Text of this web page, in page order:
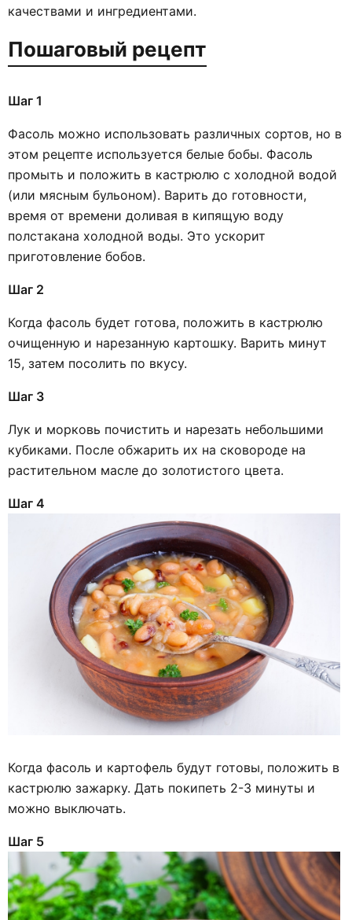
качествами и ингредиентами.
Пошаговый рецепт
Шаг 1
Фасоль можно использовать различных сортов, но в
этом рецепте используется белые бобы. Фасоль
промыть и положить в кастрюлю с холодной водой
(или мясным бульоном). Варить до готовности,
время от времени доливая в кипящую воду
полстакана холодной воды. Это ускорит
приготовление бобов.
Шаг 2
Когда фасоль будет готова, положить в кастрюлю
очищенную и нарезанную картошку. Варить минут
15, затем посолить по вкусу.
Шаг 3
Лук и морковь почистить и нарезать небольшими
кубиками. После обжарить их на сковороде на
растительном масле до золотистого цвета.
Шаг 4
Когда фасоль и картофель будут готовы, положить в
кастрюлю зажарку. Дать покипеть 2-3 минуты и
можно выключать.
Шаг 5